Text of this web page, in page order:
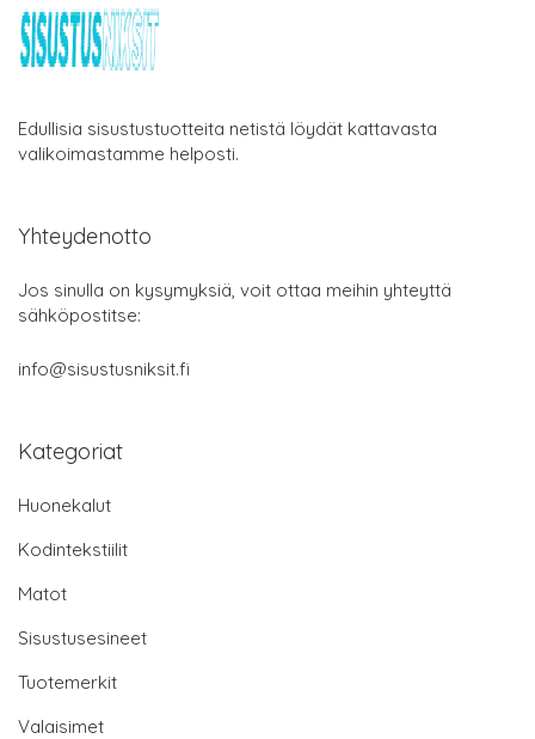
Edullisia sisustustuotteita netistä löydät kattavasta
valikoimastamme helposti.
Yhteydenotto
Jos sinulla on kysymyksiä, voit ottaa meihin yhteyttä
sähköpostitse:
info@sisustusniksit.fi
Kategoriat
Huonekalut
Kodintekstiilit
Matot
Sisustusesineet
Tuotemerkit
Valaisimet